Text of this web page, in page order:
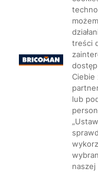
treści
Ciebie
lub